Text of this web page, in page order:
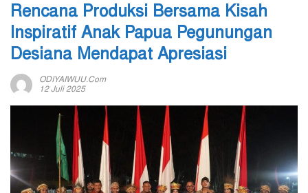
Rencana Produksi Bersama Kisah
Inspiratif Anak Papua Pegunungan
Desiana Mendapat Apresiasi
ODIYAIWUU.com
12 Juli 2025